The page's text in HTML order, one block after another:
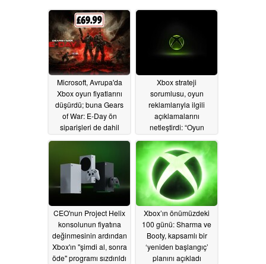
Microsoft, Avrupa'da
Xbox oyun fiyatlarını
düşürdü; buna Gears
of War: E-Day ön
siparişleri de dahil
06/16/2026
Xbox strateji
sorumlusu, oyun
reklamlarıyla ilgili
açıklamalarını
netleştirdi: “Oyun
uğratmak kötü olur”
06/16/2026
CEO'nun Project Helix
konsolunun fiyatına
değinmesinin ardından
Xbox'ın "şimdi al, sonra
öde" programı sızdırıldı
Xbox’ın önümüzdeki
100 günü: Sharma ve
Booty, kapsamlı bir
‘yeniden başlangıç’
planını açıkladı